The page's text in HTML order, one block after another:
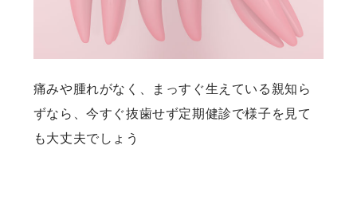
痛みや腫れがなく、まっすぐ生えている親知ら
ずなら、今すぐ抜歯せず定期健診で様子を見て
も大丈夫でしょう